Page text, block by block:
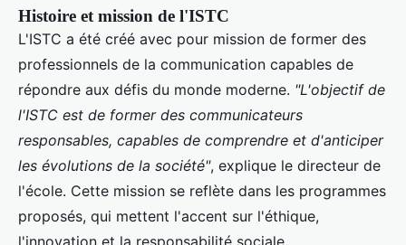
Histoire et mission de l'ISTC
L'ISTC a été créé avec pour mission de former des
professionnels de la communication capables de
répondre aux défis du monde moderne. "L'objectif de
l'ISTC est de former des communicateurs
responsables, capables de comprendre et d'anticiper
les évolutions de la société", explique le directeur de
l'école. Cette mission se reflète dans les programmes
proposés, qui mettent l'accent sur l'éthique,